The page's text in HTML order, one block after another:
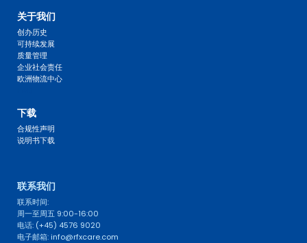
关于我们
创办历史
可持续发展
质量管理
企业社会责任
欧洲物流中心
下载
合规性声明
说明书下载
联系我们
联系时间:
周一至周五 9:00-16:00
电话: (+45) 4576 9020
电子邮箱: info@rfxcare.com